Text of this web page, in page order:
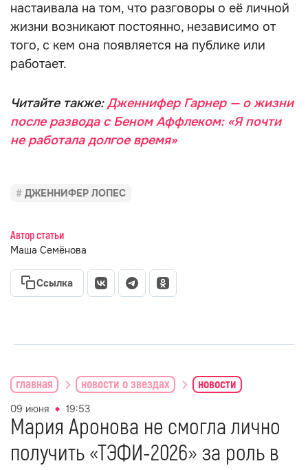
настаивала на том, что разговоры о её личной
жизни возникают постоянно, независимо от
того, с кем она появляется на публике или
работает.
Читайте также:Дженнифер Гарнер — о жизни
после развода с Беном Аффлеком: «Я почти
не работала долгое время»
ДЖЕННИФЕР ЛОПЕС
Автор статьи
Маша Семёнова
Ссылка
главная новости о звездах новости
09 июня 19:53
Мария Аронова не смогла лично
получить «ТЭФИ-2026» за роль в